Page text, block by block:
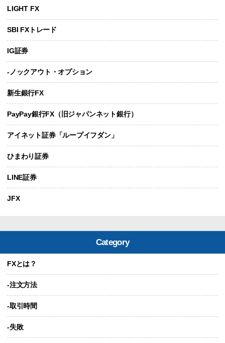
LIGHT FX
SBI FXトレード
IG証券
-ノックアウト・オプション
新生銀行FX
PayPay銀行FX（旧ジャパンネット銀行）
アイネット証券「ループイフダン」
ひまわり証券
LINE証券
JFX
Category
FXとは？
-注文方法
-取引時間
-失敗